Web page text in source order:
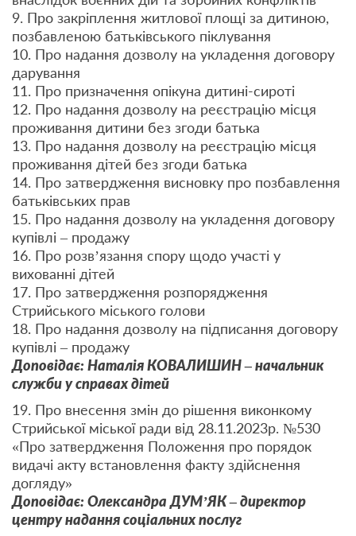
9. Про закріплення житлової площі за дитиною,
позбавленою батьківського піклування
10. Про надання дозволу на укладення договору
дарування
11. Про призначення опікуна дитині-сироті
12. Про надання дозволу на реєстрацію місця
проживання дитини без згоди батька
13. Про надання дозволу на реєстрацію місця
проживання дітей без згоди батька
14. Про затвердження висновку про позбавлення
батьківських прав
15. Про надання дозволу на укладення договору
купівлі – продажу
16. Про розв’язання спору щодо участі у
вихованні дітей
17. Про затвердження розпорядження
Стрийського міського голови
18. Про надання дозволу на підписання договору
купівлі – продажу
Доповідає: Наталія КОВАЛИШИН – начальник
служби у справах дітей
19. Про внесення змін до рішення виконкому
Стрийської міської ради від 28.11.2023р. №530
«Про затвердження Положення про порядок
видачі акту встановлення факту здійснення
догляду»
Доповідає: Олександра ДУМ’ЯК – директор
центру надання соціальних послуг